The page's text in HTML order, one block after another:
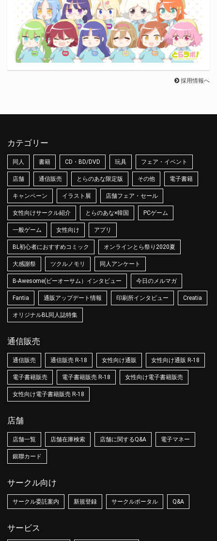
採用情報へ
カテゴリー
同人 書籍 CD・BD/DVD 玩具 フェア・イベント
店舗 通信販売 とらのあな限定版 その他 電子書籍
キャンペーン イラスト展 店舗フェア・セール
女性向けサークル紹介 とらのあな×韓国 PCゲーム
一般ゲーム 女性向け アプリ
BL初心者におすすめコミック オンラインとら祭り2020夏
大感謝祭 ツクルノモリ 同人アンケート
B-Awesome(ビーオーサム）インタビュー 今日のメルマガ
Fantia 通販アップデート情報 印刷所インタビュー Creatia
オリジナルBL同人誌特集
通信販売
通信販売 通信販売 R-18 女性向け通販 女性向け通販 R-18
電子書籍販売 電子書籍販売 R-18 女性向け電子書籍販売
女性向け電子書籍販売 R-18
店舗
店舗一覧 店舗在庫検索 店舗に関するQ&A 電子マネー
銀聯カード
サークル向け
サークル委託案内 新規登録 サークルポータル Q&A
サービス